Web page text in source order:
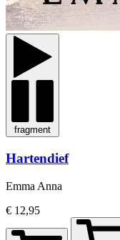
fragment
Hartendief
Emma Anna
€ 12,95